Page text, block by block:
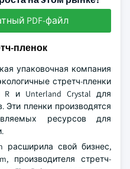
PDF-файл
пленок
упаковочная компания
стретч-пленки
R и Unterland Crystal для
Эти пленки производятся
ресурсов для
расширила свой бизнес,
производителя стретч-